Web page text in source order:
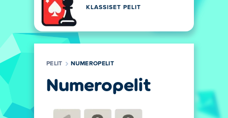
KLASSISET PELIT
PELIT NUMEROPELIT
Numeropelit